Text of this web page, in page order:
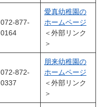
072-877-
0164
愛真幼稚園の
ホームページ
＜外部リンク
＞
072-872-
0337
朋来幼稚園の
ホームページ
＜外部リンク
＞